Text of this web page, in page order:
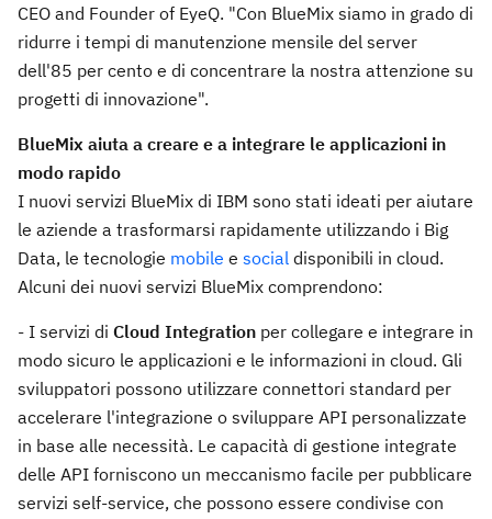
CEO and Founder of EyeQ. "Con BlueMix siamo in grado di
ridurre i tempi di manutenzione mensile del server
dell'85 per cento e di concentrare la nostra attenzione su
progetti di innovazione".
BlueMix aiuta a creare e a integrare le applicazioni in
modo rapido
I nuovi servizi BlueMix di IBM sono stati ideati per aiutare
le aziende a trasformarsi rapidamente utilizzando i Big
Data, le tecnologie mobile e social disponibili in cloud.
Alcuni dei nuovi servizi BlueMix comprendono:
- I servizi di Cloud Integration per collegare e integrare in
modo sicuro le applicazioni e le informazioni in cloud. Gli
sviluppatori possono utilizzare connettori standard per
accelerare l'integrazione o sviluppare API personalizzate
in base alle necessità. Le capacità di gestione integrate
delle API forniscono un meccanismo facile per pubblicare
servizi self-service, che possono essere condivise con